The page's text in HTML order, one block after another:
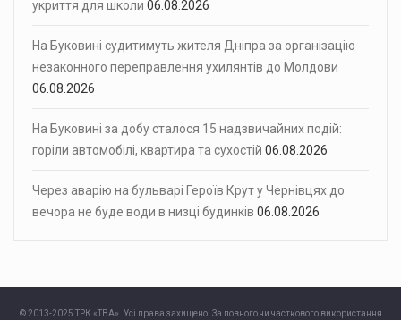
укриття для школи 06.08.2026
На Буковині судитимуть жителя Дніпра за організацію
незаконного переправлення ухилянтів до Молдови
06.08.2026
На Буковині за добу сталося 15 надзвичайних подій:
горіли автомобілі, квартира та сухостій 06.08.2026
Через аварію на бульварі Героїв Крут у Чернівцях до
вечора не буде води в низці будинків 06.08.2026
© 2013-2025 ТРК «ТВА». Усі права захищено. За повного чи часткового використання